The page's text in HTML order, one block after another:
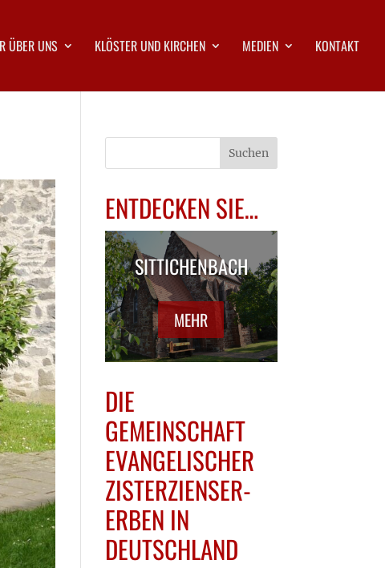
ÜBER UNS KLÖSTER UND KIRCHEN MEDIEN KONTAKT
ENTDECKEN SIE…
SITTICHENBACH
MEHR
DIE
GEMEINSCHAFT
EVANGELISCHER
ZISTERZIENSER-
ERBEN IN
DEUTSCHLAND